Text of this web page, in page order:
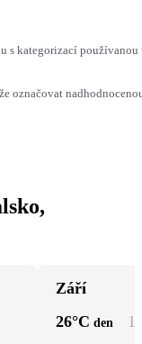
kategorizací
označovat
Září
26°C den